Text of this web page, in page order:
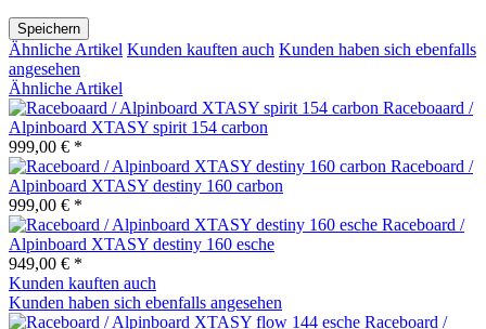
Speichern
Ähnliche Artikel Kunden kauften auch Kunden haben sich ebenfalls
angesehen
Ähnliche Artikel
Raceboaard /
Alpinboard XTASY spirit 154 carbon
999,00 € *
Raceboard /
Alpinboard XTASY destiny 160 carbon
999,00 € *
Raceboard /
Alpinboard XTASY destiny 160 esche
949,00 € *
Kunden kauften auch
Kunden haben sich ebenfalls angesehen
Raceboard /